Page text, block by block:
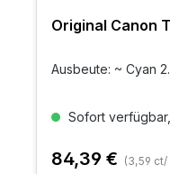
Original Canon
Ausbeute: ~ Cyan
Sofort
84,39 € (3,59 ct/